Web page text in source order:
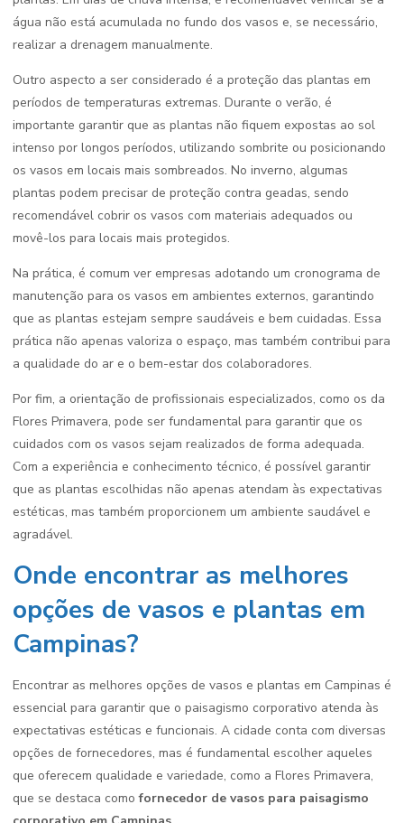
água não está acumulada no fundo dos vasos e, se necessário,
realizar a drenagem manualmente.
Outro aspecto a ser considerado é a proteção das plantas em
períodos de temperaturas extremas. Durante o verão, é
importante garantir que as plantas não fiquem expostas ao sol
intenso por longos períodos, utilizando sombrite ou posicionando
os vasos em locais mais sombreados. No inverno, algumas
plantas podem precisar de proteção contra geadas, sendo
recomendável cobrir os vasos com materiais adequados ou
movê-los para locais mais protegidos.
Na prática, é comum ver empresas adotando um cronograma de
manutenção para os vasos em ambientes externos, garantindo
que as plantas estejam sempre saudáveis e bem cuidadas. Essa
prática não apenas valoriza o espaço, mas também contribui para
a qualidade do ar e o bem-estar dos colaboradores.
Por fim, a orientação de profissionais especializados, como os da
Flores Primavera, pode ser fundamental para garantir que os
cuidados com os vasos sejam realizados de forma adequada.
Com a experiência e conhecimento técnico, é possível garantir
que as plantas escolhidas não apenas atendam às expectativas
estéticas, mas também proporcionem um ambiente saudável e
agradável.
Onde encontrar as melhores
opções de vasos e plantas em
Campinas?
Encontrar as melhores opções de vasos e plantas em Campinas é
essencial para garantir que o paisagismo corporativo atenda às
expectativas estéticas e funcionais. A cidade conta com diversas
opções de fornecedores, mas é fundamental escolher aqueles
que oferecem qualidade e variedade, como a Flores Primavera,
que se destaca comofornecedor de vasos para paisagismo